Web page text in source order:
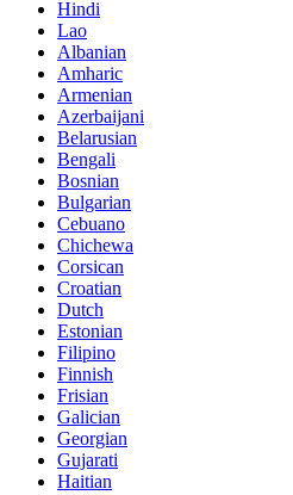
Hindi
Lao
Albanian
Amharic
Armenian
Azerbaijani
Belarusian
Bengali
Bosnian
Bulgarian
Cebuano
Chichewa
Corsican
Croatian
Dutch
Estonian
Filipino
Finnish
Frisian
Galician
Georgian
Gujarati
Haitian